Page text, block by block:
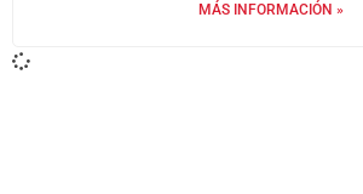
MÁS INFORMACIÓN »